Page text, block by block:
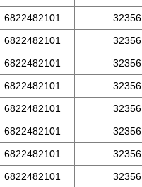
6822482101
32356
6822482101
32356
6822482101
32356
6822482101
32356
6822482101
32356
6822482101
32356
6822482101
32356
6822482101
32356